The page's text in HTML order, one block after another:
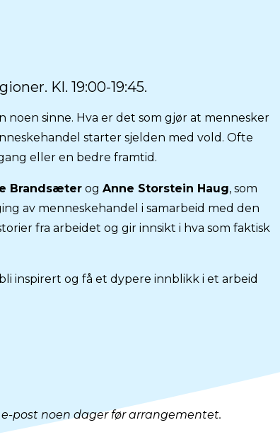
Kl. 19:00-19:45.
sinne. Hva er det som gjør at mennesker
starter sjelden med vold. Ofte
eller en bedre framtid.
Brandsæter og Anne Storstein Haug, som
av menneskehandel i samarbeid med den
fra arbeidet og gir innsikt i hva som faktisk
inspirert og få et dypere innblikk i et arbeid
post noen dager før arrangementet.